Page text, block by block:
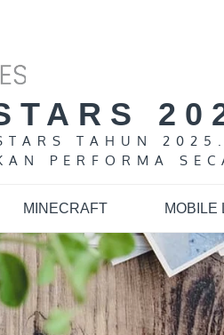
TAHUN 2025.
PERFORMA
MINECRAFT MOBILE